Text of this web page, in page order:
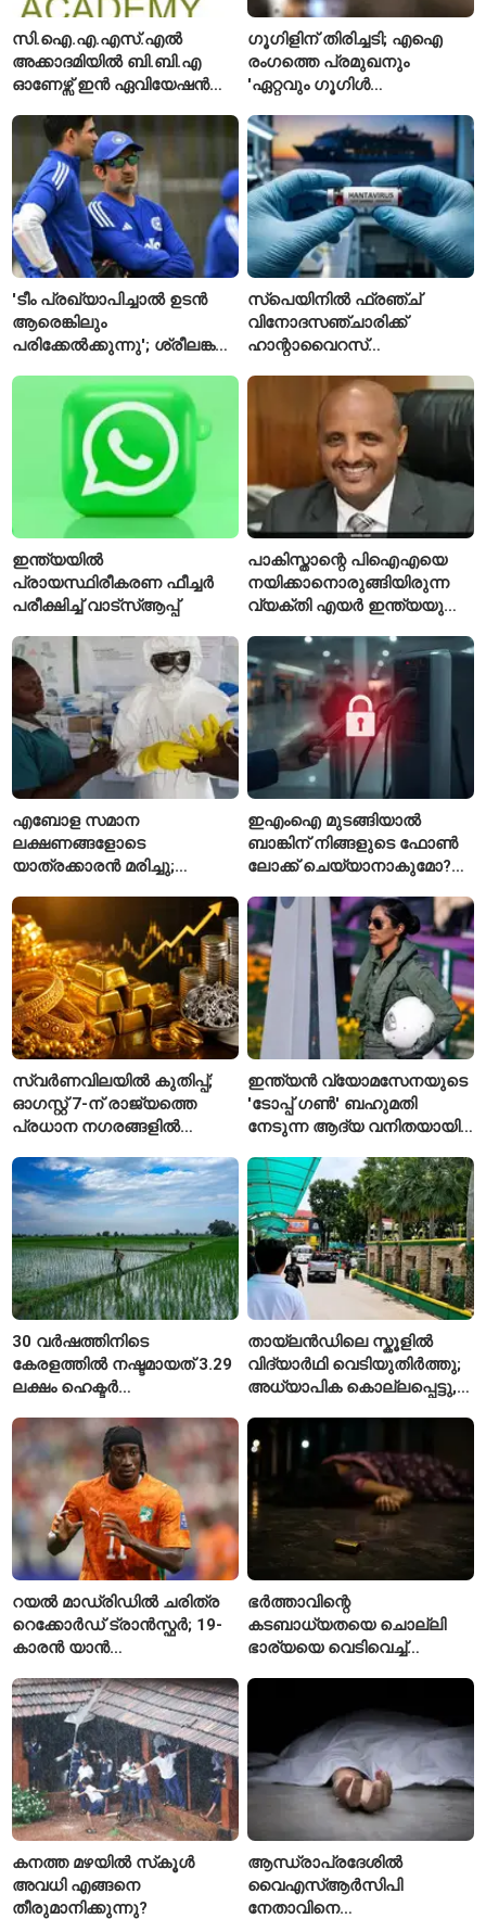
സി.ഐ.എ.എസ്.എൽ
അക്കാദമിയിൽ ബി.ബി.എ
ഓണേഴ്സ് ഇൻ ഏവിയേഷൻ
ഈമാസം 12 വരെ
ഗൂഗിളിന് തിരിച്ചടി; എഐ
രംഗത്തെ പ്രമുഖനും
'ഏറ്റവും ഗൂഗിൾ
വിശേഷിപ്പിക്കപ്പെട്ട
ഗവേഷകൻ രാജിവെച്ചു
'ടീം പ്രഖ്യാപിച്ചാൽ ഉടൻ
ആരെങ്കിലും
പരിക്കേൽക്കുന്നു'; ശ്രീലങ്കൻ
ടീമിനെ കുറിച്ച് മുൻതാരം
സ്പെയിനിൽ ഫ്രഞ്ച്
വിനോദസഞ്ചാരിക്ക്
ഹാന്റാവൈറസ്
ഐസൊലേഷനിൽ
പ്രവേശിപ്പിച്ചു
ഇന്ത്യയിൽ
പ്രായസ്ഥിരീകരണ ഫീച്ചർ
പരീക്ഷിച്ച് വാട്‌സ്ആപ്പ്
പാകിസ്താന്റെ പിഐഎയെ
നയിക്കാനൊരുങ്ങിയിരുന്ന
വ്യക്തി എയർ ഇന്ത്യയുടെ
എബോള സമാന
ലക്ഷണങ്ങളോടെ
യാത്രക്കാരൻ മരിച്ചു;
യാത്രക്കാരെ
നിരീക്ഷണത്തിൽ
ഇഎംഐ മുടങ്ങിയാൽ
ബാങ്കിന് നിങ്ങളുടെ ഫോൺ
ലോക്ക് ചെയ്യാനാകുമോ?
ചട്ടങ്ങൾ ഇങ്ങനെ
സ്വർണവിലയിൽ കുതിപ്പ്;
ഓഗസ്റ്റ് 7-ന് രാജ്യത്തെ
പ്രധാന നഗരങ്ങളിൽ
ഇന്ത്യൻ വ്യോമസേനയുടെ
'ടോപ്പ് ഗൺ' ബഹുമതി
നേടുന്ന ആദ്യ വനിതയായി
30 വർഷത്തിനിടെ
കേരളത്തിൽ നഷ്ടമായത് 3.29
ലക്ഷം ഹെക്ടർ
തായ്‌ലൻഡിലെ സ്കൂളിൽ
വിദ്യാർഥി വെടിയുതിർത്തു;
അധ്യാപിക കൊല്ലപ്പെട്ടു,
റയൽ മാഡ്രിഡിൽ ചരിത്ര
റെക്കോർഡ് ട്രാൻസ്ഫർ; 19-
കാരൻ യാൻ
സ്വന്തമാക്കി സ്പാനിഷ്
വമ്പന്മാർ
ഭർത്താവിന്റെ
കടബാധ്യതയെ ചൊല്ലി
ഭാര്യയെ വെടിവെച്ച്
കൊലപാതകം
കനത്ത മഴയിൽ സ്‌കൂൾ
അവധി എങ്ങനെ
തീരുമാനിക്കുന്നു?
ആന്ധ്രാപ്രദേശിൽ
വൈഎസ്ആർസിപി
നേതാവിനെ